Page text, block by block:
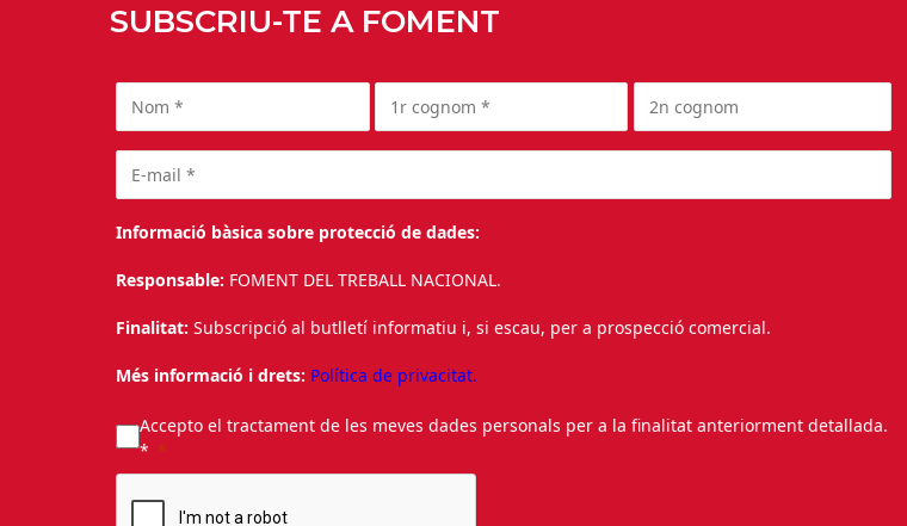
SUBSCRIU-TE A FOMENT
Informació bàsica sobre protecció de dades:
Responsable: FOMENT DEL TREBALL NACIONAL.
Finalitat: Subscripció al butlletí informatiu i, si escau, per a prospecció comercial.
Més informació i drets: Política de privacitat.
Accepto el tractament de les meves dades personals per a la finalitat anteriorment detallada.
*